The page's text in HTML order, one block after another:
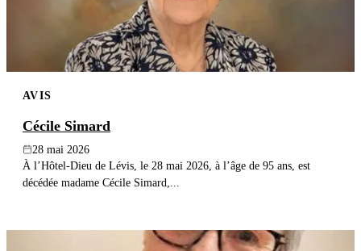
AVIS
Cécile Simard
28 mai 2026
À l’Hôtel-Dieu de Lévis, le 28 mai 2026, à l’âge de 95 ans, est
décédée madame Cécile Simard,...